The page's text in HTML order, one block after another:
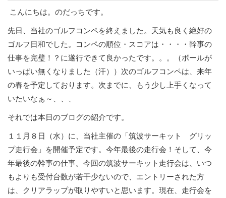
こんにちは。のだっちです。
先日、当社のゴルフコンペを終えました。天気も良く絶好の
ゴルフ日和でした。コンペの順位・スコアは・・・・幹事の
仕事を完璧！？に遂行できて良かったです。。。（ボールが
いっぱい無くなりました（汗））次のゴルフコンペは、来年
の春を予定しております。次までに、もう少し上手くなって
いたいなぁ～、、、
それでは本日のブログの紹介です。
１１月８日（水）に、当社主催の「筑波サーキット グリッ
プ走行会」を開催予定です。今年最後の走行会！そして、今
年最後の幹事の仕事。今回の筑波サーキット走行会は、いつ
もよりも受付台数が若干少ないので、エントリーされた方
は、クリアラップが取りやすいと思います。現在、走行会を